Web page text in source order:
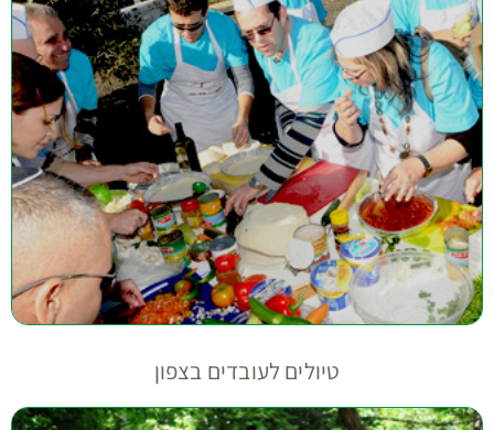
טיולים לעובדים בצפון